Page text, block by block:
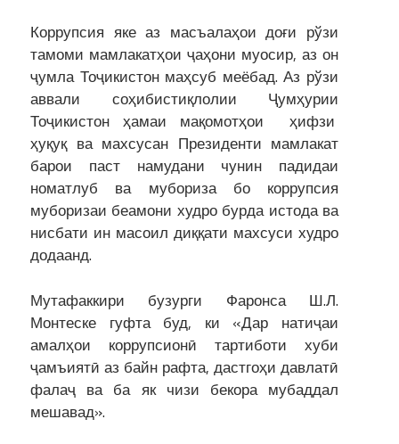
Коррупсия яке аз масъалаҳои доғи рўзи
тамоми мамлакатҳои ҷаҳони муосир, аз он
ҷумла Тоҷикистон маҳсуб меёбад. Аз рўзи
аввали соҳибистиқлолии Ҷумҳурии
Тоҷикистон ҳамаи мақомотҳои ҳифзи
ҳуқуқ ва махсусан Президенти мамлакат
барои паст намудани чунин падидаи
номатлуб ва мубориза бо коррупсия
муборизаи беамони худро бурда истода ва
нисбати ин масоил диққати махсуси худро
додаанд.
Мутафаккири бузурги Фаронса Ш.Л.
Монтеске гуфта буд, ки «Дар натиҷаи
амалҳои коррупсионӣ тартиботи хуби
ҷамъиятӣ аз байн рафта, дастгоҳи давлатӣ
фалаҷ ва ба як чизи бекора мубаддал
мешавад».